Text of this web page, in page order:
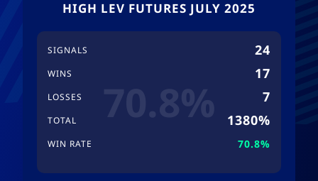
HIGH LEV FUTURES JULY 2025
SIGNALS 24
WINS 17
LOSSES 7
TOTAL 1380%
WIN RATE 70.8%